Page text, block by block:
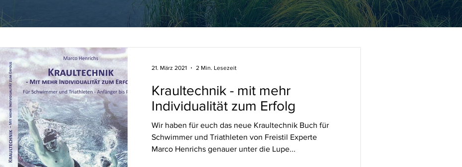
Kraultechnik - mit mehr
Individualität zum Erfolg
Wir haben für euch das neue Kraultechnik Buch für
Schwimmer und Triathleten von Freistil Experte
Marco Henrichs genauer unter die Lupe...
21. März 2021 2 Min. Lesezeit